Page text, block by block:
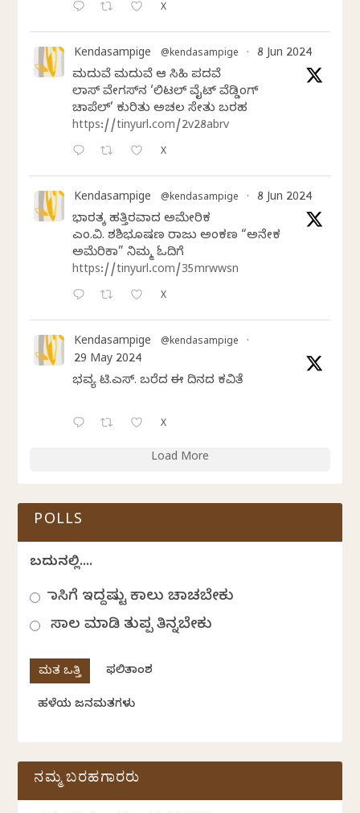
X
Kendasampige @kendasampige · 8 Jun 2024
ಮದುವೆ ಮದುವೆ ಆ ಸಿಹಿ ಪದವೆ
ಲಾಸ್‌ ವೇಗಸ್‌ನ ‘ಲಿಟಲ್ ವೈಟ್ ವೆಡ್ಡಿಂಗ್
ಚಾಪೆಲ್’ ಕುರಿತು ಅಚಲ ಸೇತು ಬರಹ
https://tinyurl.com/2v28abrv
X
Kendasampige @kendasampige · 8 Jun 2024
ಭಾರತಕ್ಕೆ ಹತ್ತಿರವಾದ ಅಮೇರಿಕ
ಎಂ.ವಿ. ಶಶಿಭೂಷಣ ರಾಜು ಅಂಕಣ “ಅನೇಕ
ಅಮೆರಿಕಾ” ನಿಮ್ಮ ಓದಿಗೆ
https://tinyurl.com/35mrwwsn
X
Kendasampige @kendasampige ·
29 May 2024
ಭವ್ಯ ಟಿ.ಎಸ್. ಬರೆದ ಈ ದಿನದ ಕವಿತೆ
X
Load More
POLLS
ಬದುಕಿನಲ್ಲಿ....
ಹಾಸಿಗೆ ಇದ್ದಷ್ಟು ಕಾಲು ಚಾಚಬೇಕು
ಸಾಲ ಮಾಡಿ ತುಪ್ಪ ತಿನ್ನಬೇಕು
ಫಲಿತಾಂಶ
ಹಳೆಯ ಜನಮತಗಳು
ನಮ್ಮ ಬರಹಗಾರರು